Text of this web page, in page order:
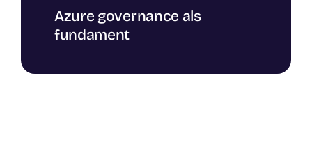
Azure governance als
fundament